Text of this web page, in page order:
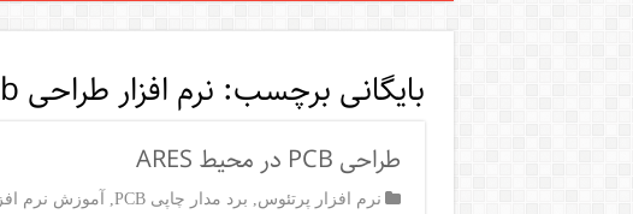
بایگانی برچسب: نرم افزار طراحی pcb
طراحی PCB در محیط ARES
نرم افزار پرتئوس برد مدار چاپی PCB ,آموزش نرم